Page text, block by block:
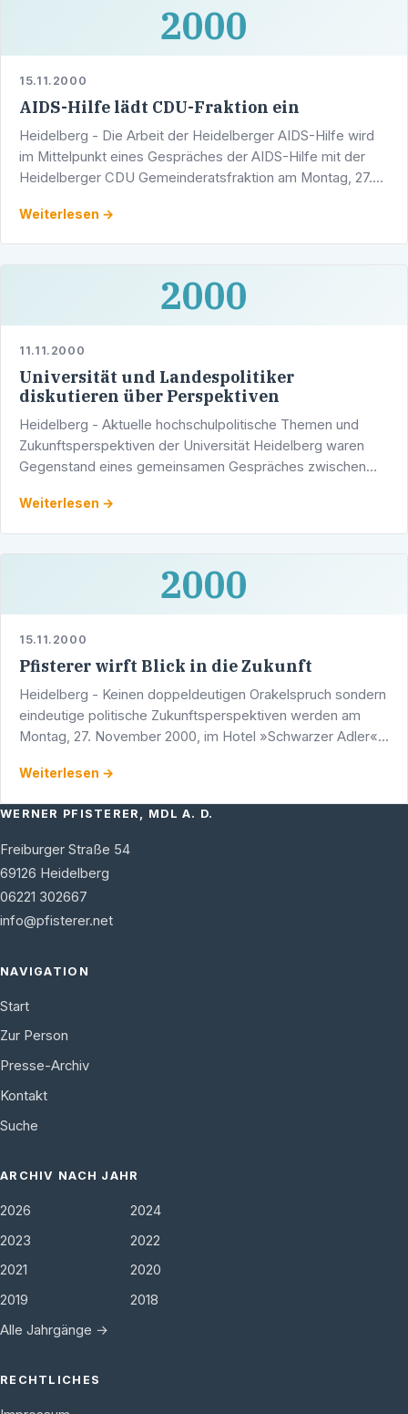
2000
15.11.2000
AIDS-Hilfe lädt CDU-Fraktion ein
Heidelberg - Die Arbeit der Heidelberger AIDS-Hilfe wird
im Mittelpunkt eines Gespräches der AIDS-Hilfe mit der
Heidelberger CDU Gemeinderatsfraktion am Montag, 27.
Weiterlesen →
2000
11.11.2000
Universität und Landespolitiker
diskutieren über Perspektiven
Heidelberg - Aktuelle hochschulpolitische Themen und
Zukunftsperspektiven der Universität Heidelberg waren
Gegenstand eines gemeinsamen Gespräches zwischen
Weiterlesen →
2000
15.11.2000
Pfisterer wirft Blick in die Zukunft
Heidelberg - Keinen doppeldeutigen Orakelspruch sondern
eindeutige politische Zukunftsperspektiven werden am
Montag, 27. November 2000, im Hotel »Schwarzer Adler«
Weiterlesen →
WERNER PFISTERER, MDL A. D.
Freiburger Straße 54
69126 Heidelberg
06221 302667
info@pfisterer.net
NAVIGATION
Start
Zur Person
Presse-Archiv
Kontakt
Suche
ARCHIV NACH JAHR
2026
2024
2023
2022
2021
2020
2019
2018
Alle Jahrgänge →
RECHTLICHES